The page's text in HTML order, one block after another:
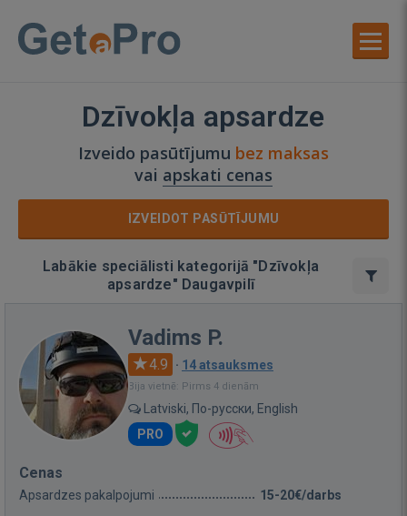
Dzīvokļa apsardze
Izveido pasūtījumu bez maksas
vai apskati cenas
IZVEIDOT PASŪTĪJUMU
Labākie speciālisti kategorijā "Dzīvokļa
apsardze" Daugavpilī
Vadims P.
4.9 · 14 atsauksmes
Bija vietnē: Pirms 4 dienām
Latviski, По-русски, English
PRO
Cenas
Apsardzes pakalpojumi 15-20€/darbs